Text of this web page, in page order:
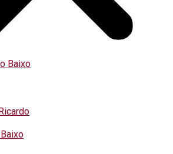
Baixo